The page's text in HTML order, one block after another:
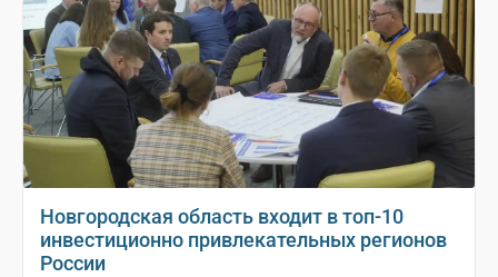
Новгородская область входит в топ-10
инвестиционно привлекательных регионов
России